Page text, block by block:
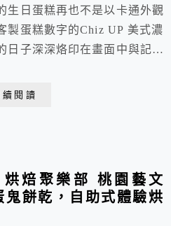
生日蛋糕再也不是以卡通外觀
製蛋糕數字的Chiz UP 美式濃
日子深深烙印在畫面中與記憶
意。最後再來隻大仁哥碳烤蔗
續閱讀
焙聚樂部 桃園藝文
餅乾，自助式體驗烘